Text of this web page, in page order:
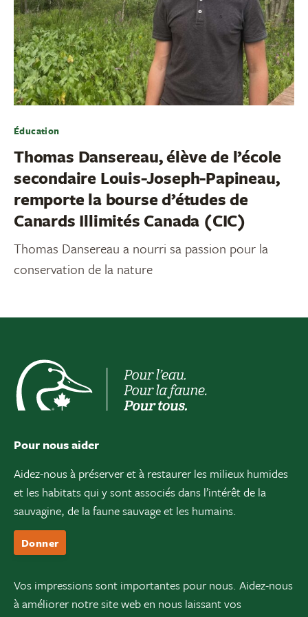
Éducation
Thomas Dansereau, élève de l’école
secondaire Louis-Joseph-Papineau,
remporte la bourse d’études de
Canards Illimités Canada (CIC)
Thomas Dansereau a nourri sa passion pour la
conservation de la nature
Pour nous aider
Aidez-nous à préserver et à restaurer les milieux humides
et les habitats qui y sont associés dans l’intérêt de la
sauvagine, de la faune sauvage et les humains.
Donner
Vos impressions sont importantes pour nous. Aidez-nous
à améliorer notre site web en nous laissant vos